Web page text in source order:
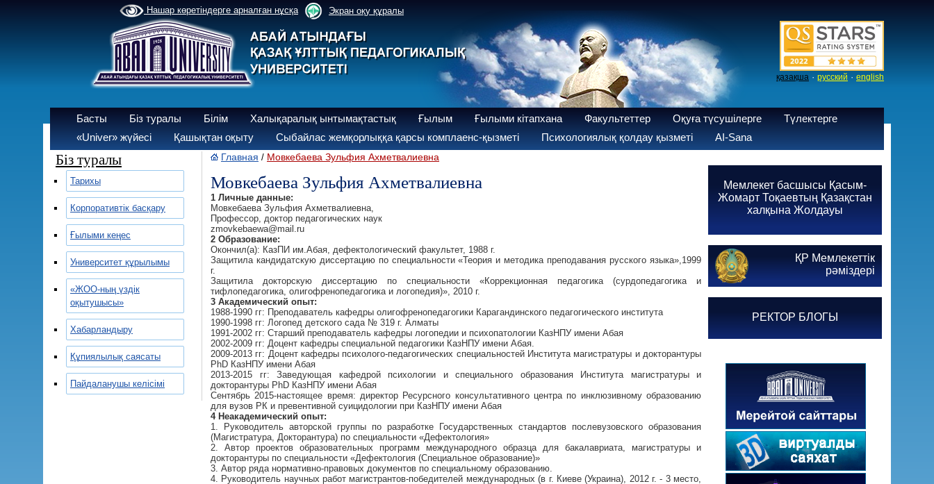
Нашар көретіндерге арналған нұсқа Экран оқу құралы
қазақша · русский · english
Басты Біз туралы Білім Халықаралық ынтымақтастық Ғылым Ғылыми кітапхана Факультеттер Оқуға түсушілерге
Түлектерге
«Univer» жүйесі
Қашықтан оқыту Сыбайлас жемқорлыққа қарсы комплаенс-қызметі Психологиялық қолдау қызметі AI-Sana
Біз туралы
Тарихы
Корпоративтік басқару
Ғылыми кеңес
Университет құрылымы
«ЖОО-ның үздік
оқытушысы»
Хабарландыру
Құпиялылық саясаты
Пайдаланушы келісімі
Главная / Мовкебаева Зульфия Ахметвалиевна
Мовкебаева Зульфия Ахметвалиевна
1 Личные данные:
Мовкебаева Зульфия Ахметвалиевна,
Профессор, доктор педагогических наук
zmovkebaewa@mail.ru
2 Образование:
Окончил(а): КазПИ им.Абая, дефектологический факультет, 1988 г.
Защитила кандидатскую диссертацию по специальности «Теория и методика преподавания русского языка»,1999
г.
Защитила докторскую диссертацию по специальности «Коррекционная педагогика (сурдопедагогика и
тифлопедагогика, олигофренопедагогика и логопедия)», 2010 г.
3 Академический опыт:
1988-1990 гг: Преподаватель кафедры олигофренопедагогики Карагандинского педагогического института
1990-1998 гг: Логопед детского сада № 319 г. Алматы
1991-2002 гг: Старший преподаватель кафедры логопедии и психопатологии КазНПУ имени Абая
2002-2009 гг: Доцент кафедры специальной педагогики КазНПУ имени Абая.
2009-2013 гг: Доцент кафедры психолого-педагогических специальностей Института магистратуры и докторантуры
PhD КазНПУ имени Абая
2013-2015 гг: Заведующая кафедрой психологии и специального образования Института магистратуры и
докторантуры PhD КазНПУ имени Абая
Сентябрь 2015-настоящее время: директор Ресурсного консультативного центра по инклюзивному образованию
для вузов РК и превентивной суицидологии при КазНПУ имени Абая
4 Неакадемический опыт:
1. Руководитель авторской группы по разработке Государственных стандартов послевузовского образования
(Магистратура, Докторантура) по специальности «Дефектология»
2. Автор проектов образовательных программ международного образца для бакалавриата, магистратуры и
докторантуры по специальности «Дефектология (Специальное образование)»
3. Автор ряда нормативно-правовых документов по специальному образованию.
4. Руководитель научных работ магистрантов-победителей международных (в г. Киеве (Украина), 2012 г. - 3 место,
Мемлекет басшысы Қасым-
Жомарт Тоқаевтың Қазақстан
халқына Жолдауы
ҚР Мемлекеттік
рәміздері
РЕКТОР БЛОГЫ